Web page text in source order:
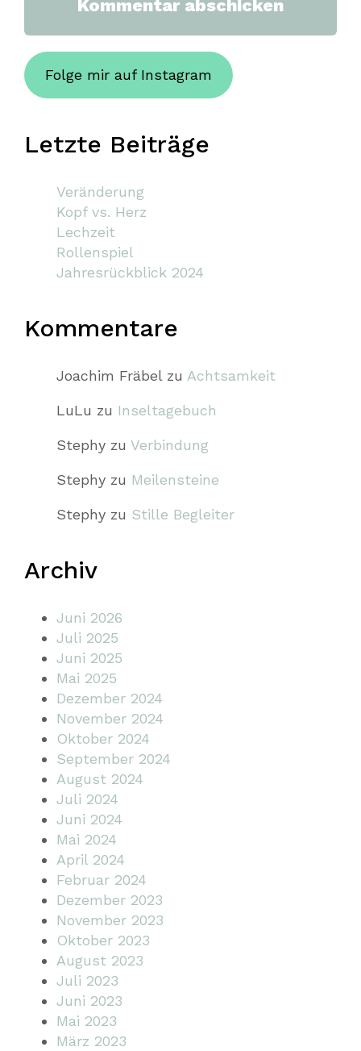
Folge mir auf Instagram
Letzte Beiträge
Veränderung
Kopf vs. Herz
Lechzeit
Rollenspiel
Jahresrückblick 2024
Kommentare
Joachim Fräbelzu Achtsamkeit
LuLu zu Inseltagebuch
Stephy zu Verbindung
Stephy zu Meilensteine
Stephy zu Stille Begleiter
Archiv
Juni 2026
Juli 2025
Juni 2025
Mai 2025
Dezember 2024
November 2024
Oktober 2024
September 2024
August 2024
Juli 2024
Juni 2024
Mai 2024
April 2024
Februar 2024
Dezember 2023
November 2023
Oktober 2023
August 2023
Juli 2023
Juni 2023
Mai 2023
März 2023